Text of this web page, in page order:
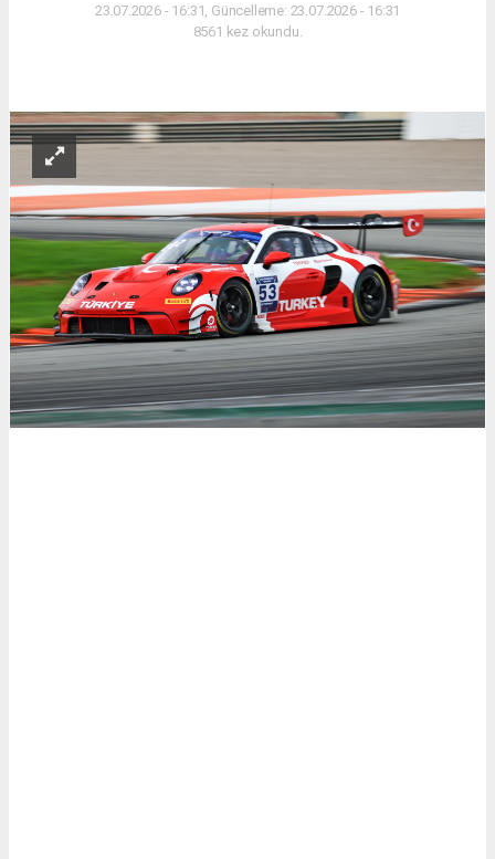
23.07.2026 - 16:31, Güncelleme: 23.07.2026 - 16:31
8561 kez okundu.